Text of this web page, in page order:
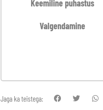
Keemiline puhastus
Valgendamine
Jaga ka teistega: